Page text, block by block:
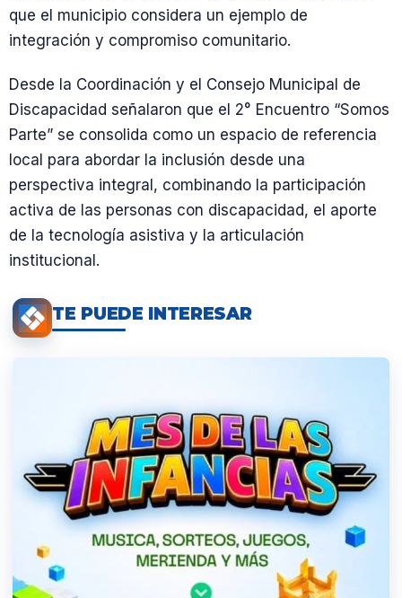
que el municipio considera un ejemplo de
integración y compromiso comunitario.
Desde la Coordinación y el Consejo Municipal de
Discapacidad señalaron que el 2° Encuentro “Somos
Parte” se consolida como un espacio de referencia
local para abordar la inclusión desde una
perspectiva integral, combinando la participación
activa de las personas con discapacidad, el aporte
de la tecnología asistiva y la articulación
institucional.
TE PUEDE INTERESAR